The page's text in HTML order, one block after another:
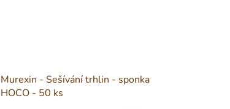
Murexin - Sešívání trhlin - sponka
HOCO - 50 ks